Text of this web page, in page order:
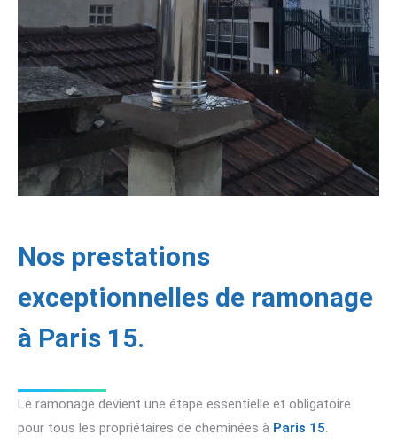
Nos prestations
exceptionnelles de ramonage
à Paris 15.
Le ramonage devient une étape essentielle et obligatoire
pour tous les propriétaires de cheminées à Paris 15.